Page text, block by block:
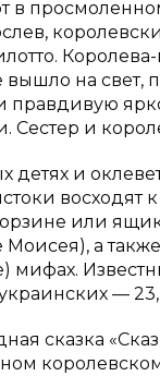
в
вышло на свет,
правдивую
Сестер и
детях и
восходят
или
Моисея), а
мифах.
—
сказка